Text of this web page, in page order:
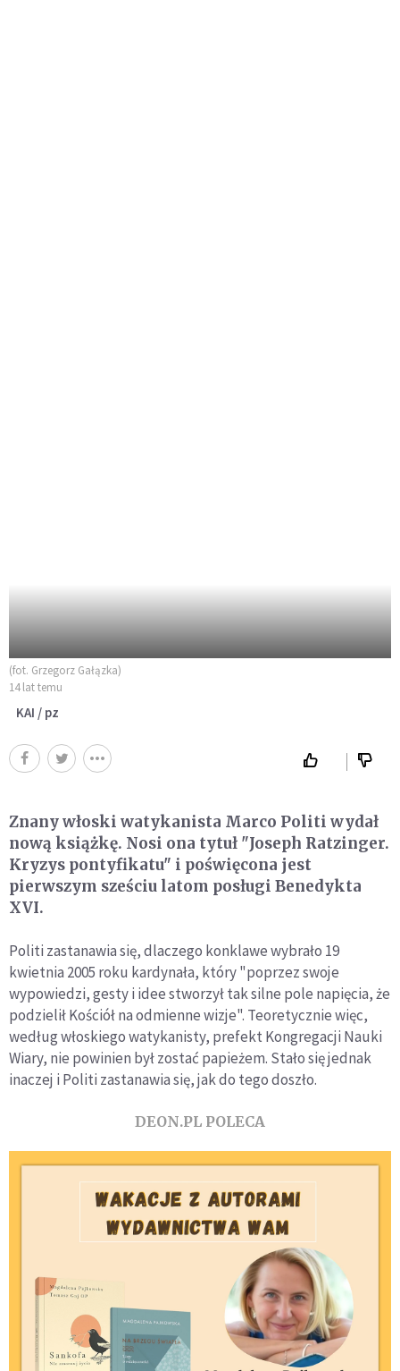
(fot. Grzegorz Gałązka)
14 lat temu
KAI / pz
Znany włoski watykanista Marco Politi wydał
nową książkę. Nosi ona tytuł "Joseph Ratzinger.
Kryzys pontyfikatu" i poświęcona jest
pierwszym sześciu latom posługi Benedykta
XVI.
Politi zastanawia się, dlaczego konklawe wybrało 19
kwietnia 2005 roku kardynała, który "poprzez swoje
wypowiedzi, gesty i idee stworzył tak silne pole napięcia, że
podzielił Kościół na odmienne wizje". Teoretycznie więc,
według włoskiego watykanisty, prefekt Kongregacji Nauki
Wiary, nie powinien był zostać papieżem. Stało się jednak
inaczej i Politi zastanawia się, jak do tego doszło.
DEON.PL POLECA